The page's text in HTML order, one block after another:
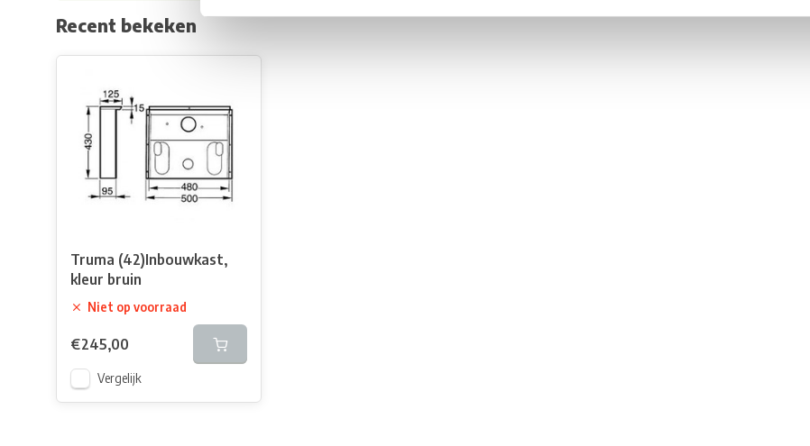
Recent bekeken
Truma (42)Inbouwkast,
kleur bruin
Niet op voorraad
€245,00
Vergelijk